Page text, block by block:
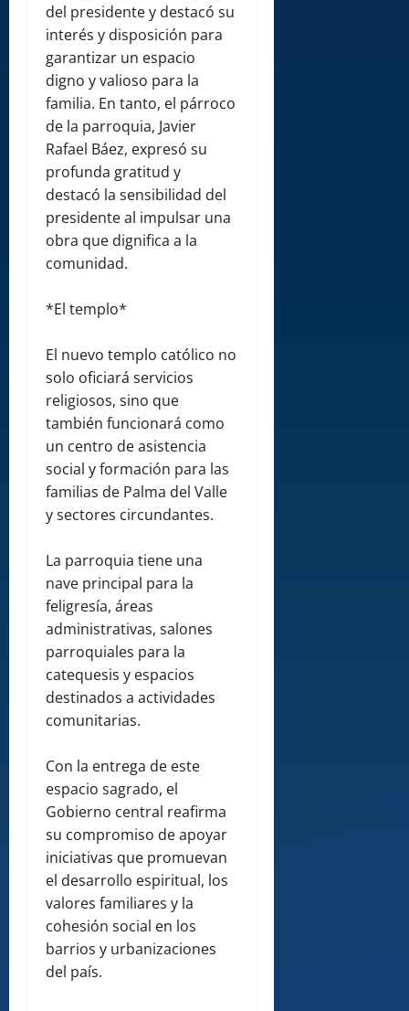
del presidente y destacó su
interés y disposición para
garantizar un espacio
digno y valioso para la
familia. En tanto, el párroco
de la parroquia, Javier
Rafael Báez, expresó su
profunda gratitud y
destacó la sensibilidad del
presidente al impulsar una
obra que dignifica a la
comunidad.
*El templo*
El nuevo templo católico no
solo oficiará servicios
religiosos, sino que
también funcionará como
un centro de asistencia
social y formación para las
familias de Palma del Valle
y sectores circundantes.
La parroquia tiene una
nave principal para la
feligresía, áreas
administrativas, salones
parroquiales para la
catequesis y espacios
destinados a actividades
comunitarias.
Con la entrega de este
espacio sagrado, el
Gobierno central reafirma
su compromiso de apoyar
iniciativas que promuevan
el desarrollo espiritual, los
valores familiares y la
cohesión social en los
barrios y urbanizaciones
del país.